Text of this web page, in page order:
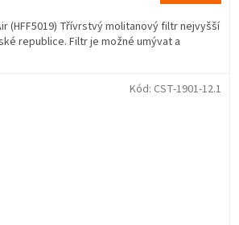
(HFF5019) Třívrstvý molitanový filtr nejvyšší
republice. Filtr je možné umývat a
Kód: CST-1901-12.1